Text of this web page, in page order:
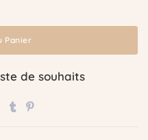
Panier
de souhaits